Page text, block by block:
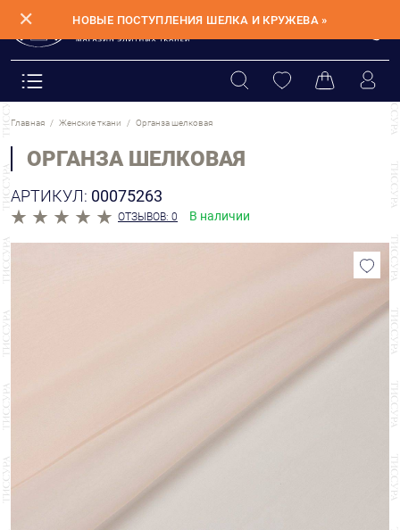
✕ НОВЫЕ ПОСТУПЛЕНИЯ ШЕЛКА И КРУЖЕВА »
Главная Женские ткани Органза шелковая
ОРГАНЗА ШЕЛКОВАЯ
АРТИКУЛ: 00075263
ОТЗЫВОВ: 0 В наличии